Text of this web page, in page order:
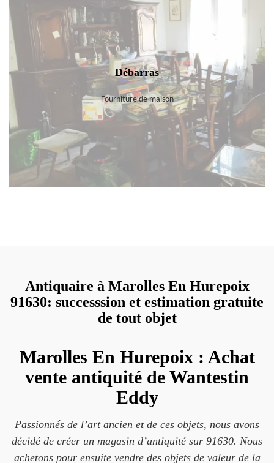
Débarras
Fourniture de maison
Antiquaire à Marolles En Hurepoix
91630: successsion et estimation gratuite
de tout objet
Marolles En Hurepoix : Achat
vente antiquité de Wantestin
Eddy
Passionnés de l’art ancien et de ces objets, nous avons
décidé de créer un magasin d’antiquité sur 91630. Nous
achetons pour ensuite vendre des objets de valeur de la